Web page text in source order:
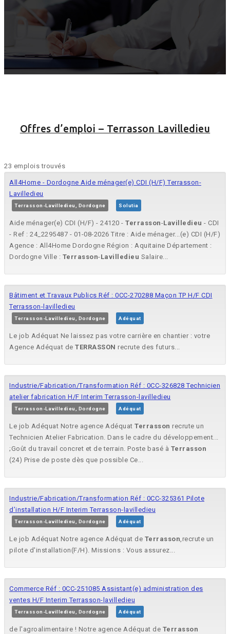
Offres d’emploi – Terrasson Lavilledieu
23 emplois trouvés
All4Home - Dordogne Aide ménager(e) CDI (H/F) Terrasson-
Lavilledieu
Terrasson-Lavilledieu, Dordogne Solutia
Aide ménager(e) CDI (H/F) - 24120 - Terrasson-Lavilledieu - CDI
- Ref : 24_2295487 - 01-08-2026 Titre : Aide ménager...(e) CDI (H/F)
Agence : All4Home Dordogne Région : Aquitaine Département :
Dordogne Ville : Terrasson-Lavilledieu Salaire...
Bâtiment et Travaux Publics Réf : 0CC-270288 Maçon TP H/F CDI
Terrasson-lavilledieu
Terrasson-Lavilledieu, Dordogne Adéquat
Le job Adéquat Ne laissez pas votre carrière en chantier : votre
Agence Adéquat de TERRASSON recrute des futurs...
Industrie/Fabrication/Transformation Réf : 0CC-326828 Technicien
atelier fabrication H/F Interim Terrasson-lavilledieu
Terrasson-Lavilledieu, Dordogne Adéquat
Le job Adéquat Notre agence Adéquat Terrasson recrute un
Technicien Atelier Fabrication. Dans le cadre du développement...
;Goût du travail concret et de terrain. Poste basé à Terrasson
(24) Prise de poste dès que possible Ce...
Industrie/Fabrication/Transformation Réf : 0CC-325361 Pilote
d’installation H/F Interim Terrasson-lavilledieu
Terrasson-Lavilledieu, Dordogne Adéquat
Le job Adéquat Notre agence Adéquat de Terrasson,recrute un
pilote d'installation(F/H). Missions : Vous assurez...
Commerce Réf : 0CC-251085 Assistant(e) administration des
ventes H/F Interim Terrasson-lavilledieu
Terrasson-Lavilledieu, Dordogne Adéquat
de l'agroalimentaire ! Notre agence Adéquat de Terrasson